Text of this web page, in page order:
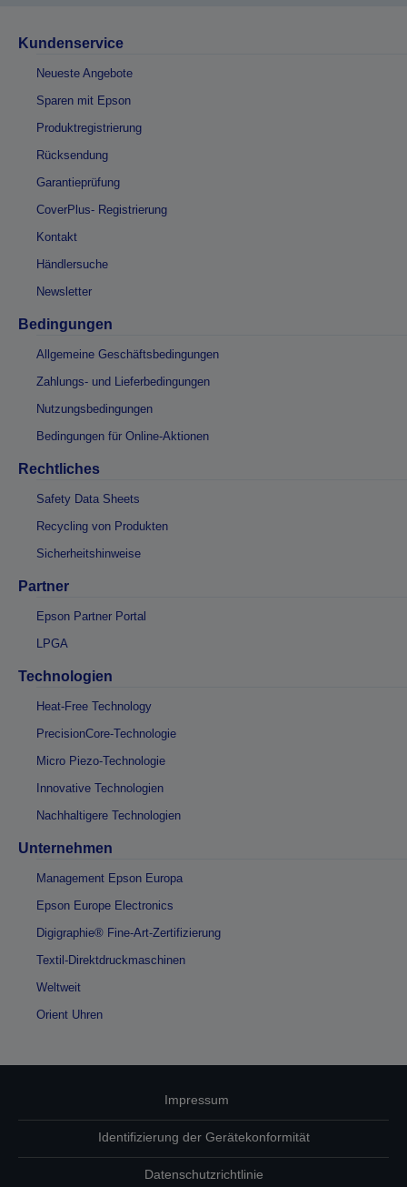
Kundenservice
Neueste Angebote
Sparen mit Epson
Produktregistrierung
Rücksendung
Garantieprüfung
CoverPlus- Registrierung
Kontakt
Händlersuche
Newsletter
Bedingungen
Allgemeine Geschäftsbedingungen
Zahlungs- und Lieferbedingungen
Nutzungsbedingungen
Bedingungen für Online-Aktionen
Rechtliches
Safety Data Sheets
Recycling von Produkten
Sicherheitshinweise
Partner
Epson Partner Portal
LPGA
Technologien
Heat-Free Technology
PrecisionCore-Technologie
Micro Piezo-Technologie
Innovative Technologien
Nachhaltigere Technologien
Unternehmen
Management Epson Europa
Epson Europe Electronics
Digigraphie® Fine-Art-Zertifizierung
Textil-Direktdruckmaschinen
Weltweit
Orient Uhren
Impressum
Identifizierung der Gerätekonformität
Datenschutzrichtlinie